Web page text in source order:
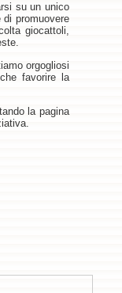
su un unico
di promuovere
giocattoli,
orgogliosi
favorire la
la pagina